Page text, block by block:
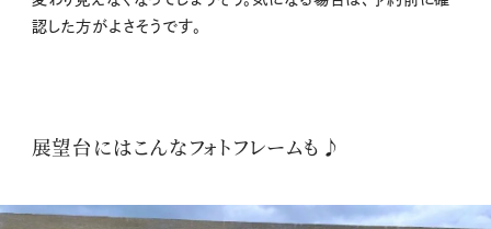
認した方がよさそうです。
展望台にはこんなフォトフレームも♪